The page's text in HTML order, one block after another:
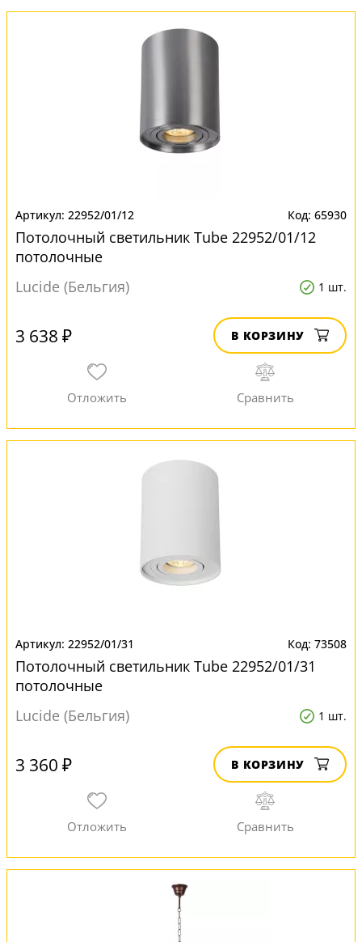
22952/01/12 65930
Потолочный светильник Tube 22952/01/12
потолочные
Lucide (Бельгия)
1 шт.
3 638 ₽ В КОРЗИНУ
22952/01/31 73508
Потолочный светильник Tube 22952/01/31
потолочные
Lucide (Бельгия)
1 шт.
3 360 ₽ В КОРЗИНУ